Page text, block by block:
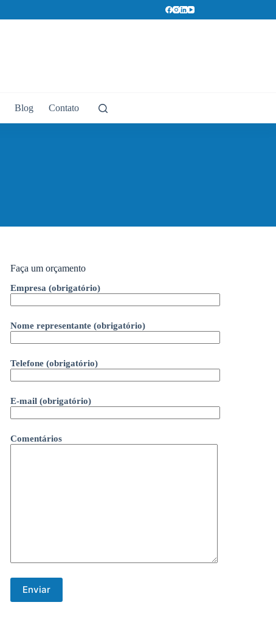
Blog Contato
Faça um orçamento
Empresa (obrigatório)
Nome representante (obrigatório)
Telefone (obrigatório)
E-mail (obrigatório)
Comentários